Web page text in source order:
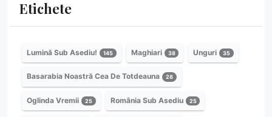
Etichete
Lumină Sub Asediu! 145 Maghiari 38 Unguri 35
Basarabia Noastră Cea De Totdeauna 28
Oglinda Vremii 25 România Sub Asediu 25